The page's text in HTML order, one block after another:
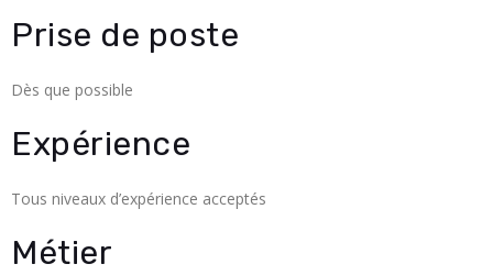
Prise de poste
Dès que possible
Expérience
Tous niveaux d’expérience acceptés
Métier